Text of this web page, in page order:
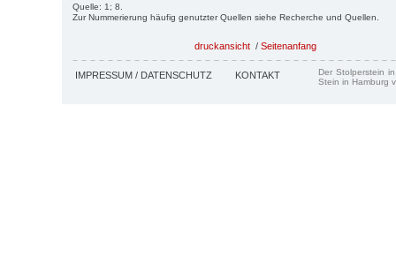
Quelle: 1; 8.
Zur Nummerierung häufig genutzter Quellen siehe Recherche und Quellen.
druckansicht / Seitenanfang
IMPRESSUM / DATENSCHUTZ KONTAKT
Der Stolperstein
Stein in Hamburg